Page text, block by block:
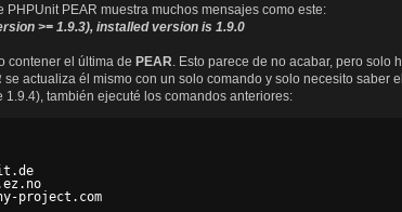
PEAR muestra muchos mensajes como este:
>= 1.9.3), installed version is 1.9.0
contener el última de PEAR . Esto parece de no acabar, pero solo
se actualiza él mismo con un solo comando y solo necesito saber el
1.9.4), también ejecuté los comandos anteriores:
project.com